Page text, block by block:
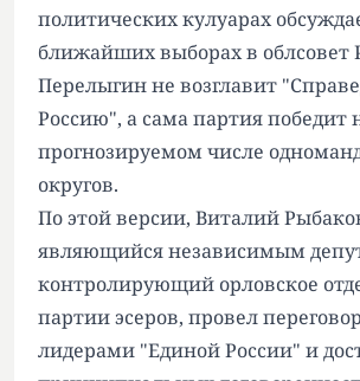
политических кулуарах
ближайших выборах в облсовет
Перелыгин не возглавит
Россию", а сама партия победит
прогнозируемом числе
округов.
По этой версии, Виталий
являющийся независимым
контролирующий орловское
партии эсеров, провел
лидерами "Единой России" и